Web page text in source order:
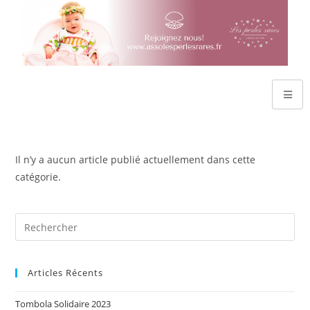
Il n’y a aucun article publié actuellement dans cette
catégorie.
Articles Récents
Tombola Solidaire 2023